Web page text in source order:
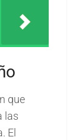
que
las
El